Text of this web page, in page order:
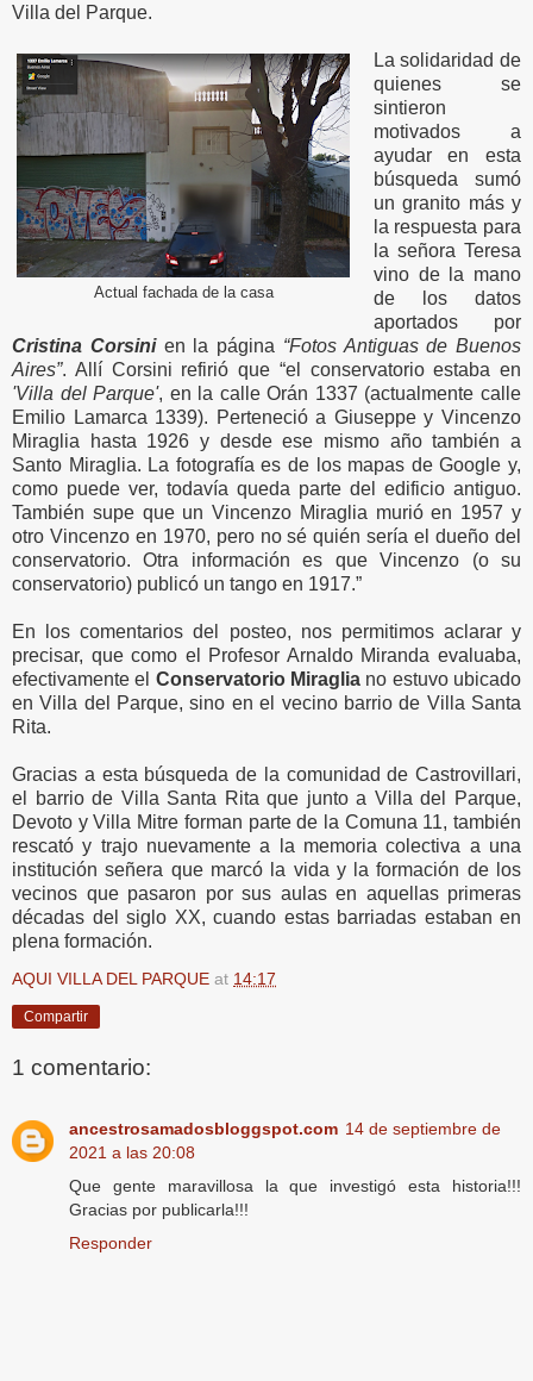
Villa del Parque.
Actual fachada de la casa
La solidaridad de
quienes se
sintieron
motivados a
ayudar en esta
búsqueda sumó
un granito más y
la respuesta para
la señora Teresa
vino de la mano
de los datos
aportados por
Cristina Corsini en la página “Fotos Antiguas de Buenos
Aires”. Allí Corsini refirió que “el conservatorio estaba en
'Villa del Parque', en la calle Orán 1337 (actualmente calle
Emilio Lamarca 1339). Perteneció a Giuseppe y Vincenzo
Miraglia hasta 1926 y desde ese mismo año también a
Santo Miraglia. La fotografía es de los mapas de Google y,
como puede ver, todavía queda parte del edificio antiguo.
También supe que un Vincenzo Miraglia murió en 1957 y
otro Vincenzo en 1970, pero no sé quién sería el dueño del
conservatorio. Otra información es que Vincenzo (o su
conservatorio) publicó un tango en 1917.”
En los comentarios del posteo, nos permitimos aclarar y
precisar, que como el Profesor Arnaldo Miranda evaluaba,
efectivamente el Conservatorio Miraglia no estuvo ubicado
en Villa del Parque, sino en el vecino barrio de Villa Santa
Rita.
Gracias a esta búsqueda de la comunidad de Castrovillari,
el barrio de Villa Santa Rita que junto a Villa del Parque,
Devoto y Villa Mitre forman parte de la Comuna 11, también
rescató y trajo nuevamente a la memoria colectiva a una
institución señera que marcó la vida y la formación de los
vecinos que pasaron por sus aulas en aquellas primeras
décadas del siglo XX, cuando estas barriadas estaban en
plena formación.
AQUI VILLA DEL PARQUE at 14:17
Compartir
1 comentario:
ancestrosamadosbloggspot.com 14 de septiembre de
2021 a las 20:08
Que gente maravillosa la que investigó esta historia!!!
Gracias por publicarla!!!
Responder